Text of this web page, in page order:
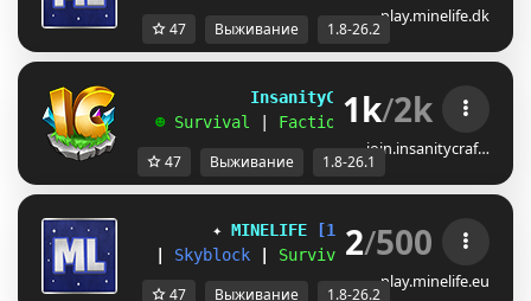
play.minelife.dk
47 Выживание 1.8-26.2
InsanityCraft || 1.8 - 26.1
☻ Survival Factions | Skyblock
1k/2k
join.insanitycraf…
47 Выживание 1.8-26.1
✦ MINELIFE [1.8 - 26.2]
Skyblock Survival | Prison
2/500
play.minelife.eu
47 Выживание 1.8-26.2